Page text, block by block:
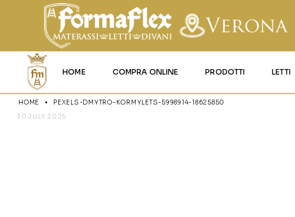
HOME COMPRA ONLINE PRODOTTI LETTI
HOME
PEXELS-DMYTRO-KORMYLETS-5998914-18625850
30 JULY 2025